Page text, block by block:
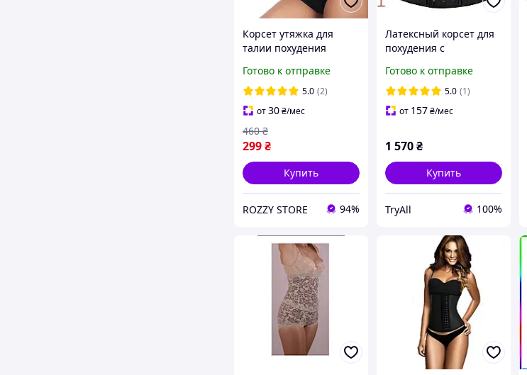
Корсет утяжка для
талии похудения
на талию пояс с
металлическими
ребрами жесткости
черный S
Готово к отправке
5.0 (2)
от30₴/мес
299₴
460 ₴
Купить
ROZZY STORE 94%
Латексный корсет для
похудения с
жесткости 25см висот:
бежевый, черный
Готово к отправке
5.0 (1)
от 157₴/мес
1 570₴
Купить
TryAll 100%